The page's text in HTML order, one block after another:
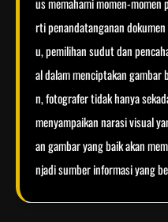
us memahami momen-
rti penandatanganan
u, pemilihan sudut dan
al dalam menciptakan
n, fotografer tidak hanya
menyampaikan narasi visual
an gambar yang baik akan
njadi sumber informasi yang